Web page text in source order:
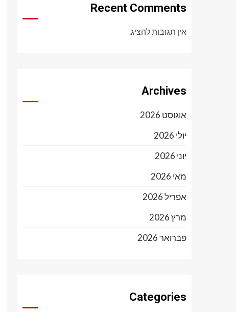
Recent Comments
אין תגובות להציג.
Archives
אוגוסט 2026
יולי 2026
יוני 2026
מאי 2026
אפריל 2026
מרץ 2026
פברואר 2026
Categories